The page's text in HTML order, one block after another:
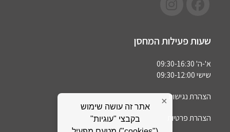
שעות פעילות המחסן
א'-ה' 09:30-16:30
שישי 09:30-12:00
הצהרת נגישות
הצהרת פרטיות
×
אתר זה עושה שימוש
בקבצי "עוגיות"